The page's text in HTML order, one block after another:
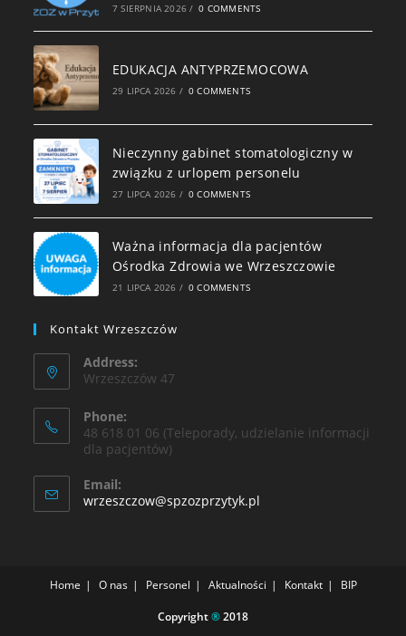
7 SIERPNIA 2026 / 0 COMMENTS
EDUKACJA ANTYPRZEMOCOWA
29 LIPCA 2026 / 0 COMMENTS
Nieczynny gabinet stomatologiczny w
związku z urlopem personelu
27 LIPCA 2026 / 0 COMMENTS
Ważna informacja dla pacjentów
Ośrodka Zdrowia we Wrzeszczowie
21 LIPCA 2026 / 0 COMMENTS
Kontakt Wrzeszczów
Address:
Wrzeszczów 47
Phone:
48 618 01 06 (Teleporady, udzielanie informacji
dla pacjentów)
Email:
wrzeszczow@spzozprzytyk.pl
Home O nas Personel Aktualności Kontakt BIP
Copyright®2018